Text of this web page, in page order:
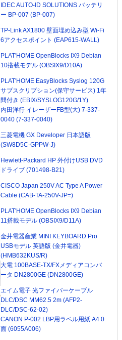
IDEC AUTO-ID SOLUTIONS バッテリ
ー BP-007 (BP-007)
TP-Link AX1800 壁面埋め込み型 Wi-Fi
6アクセスポイント (EAP615-WALL)
PLAT'HOME OpenBlocks IX9 Debian
10搭載モデル (OBSIX9/D10A)
PLAT'HOME EasyBlocks Syslog 120G
サブスクリプション(保守サービス) 1年
間付き (EBIX/SYSLOG120G/1Y)
内田洋行 イレーザーFB型(大) 7-337-
0040 (7-337-0040)
三菱電機 GX Developer 日本語版
(SW8D5C-GPPW-J)
Hewlett-Packard HP 外付けUSB DVD
ドライブ (701498-B21)
CISCO Japan 250V AC Type A Power
Cable (CAB-TA-250V-JP=)
PLAT'HOME OpenBlocks IX9 Debian
11搭載モデル (OBSIX9/D11A)
金井電器産業 MINI KEYBOARD Pro
USBモデル 英語版 (金井電器)
(HMB632KUS/R)
大電 100BASE-TX/FXメディアコンバ
ータ DN2800GE (DN2800GE)
エイム電子 光ファイバーケーブル
DLC/DSC MM62.5 2m (AFP2-
DLC/DSC-62-02)
CANON P-002 LBP用ラベル用紙 A4 0
面 (6055A006)